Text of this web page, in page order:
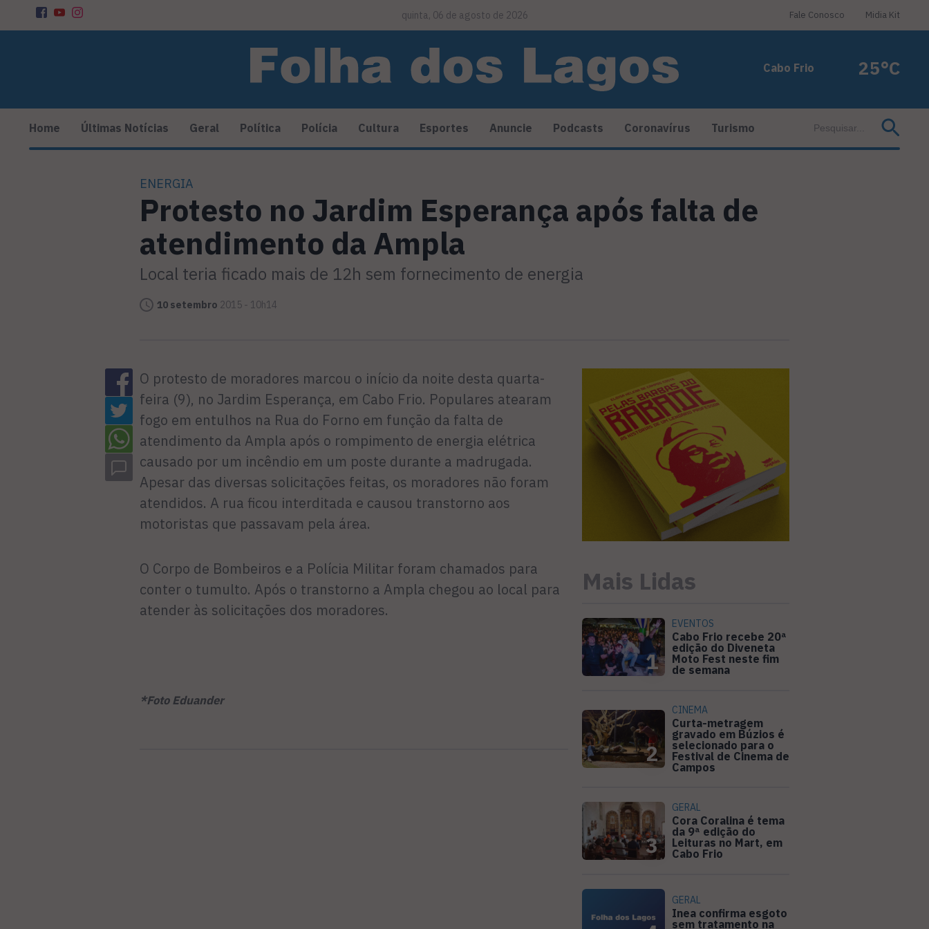
quinta, 06 de agosto de 2026 Fale Conosco Midia Kit
Cabo Frio 25°C
Home Últimas Notícias Geral Política Polícia Cultura Esportes Anuncie Podcasts Coronavírus Turismo
ENERGIA
Protesto no Jardim Esperança após falta de
atendimento da Ampla
Local teria ficado mais de 12h sem fornecimento de energia
10 setembro 2015 - 10h14
O protesto de moradores marcou o início da noite desta quarta-
feira (9), no Jardim Esperança, em Cabo Frio. Populares atearam
fogo em entulhos na Rua do Forno em função da falta de
atendimento da Ampla após o rompimento de energia elétrica
causado por um incêndio em um poste durante a madrugada.
Apesar das diversas solicitações feitas, os moradores não foram
atendidos. A rua ficou interditada e causou transtorno aos
motoristas que passavam pela área.
O Corpo de Bombeiros e a Polícia Militar foram chamados para
conter o tumulto. Após o transtorno a Ampla chegou ao local para
atender às solicitações dos moradores.
*Foto Eduander
Mais Lidas
1
EVENTOS
Cabo Frio recebe 20ª
edição do Diveneta
Moto Fest neste fim
de semana
2
CINEMA
Curta-metragem
gravado em Búzios é
selecionado para o
Festival de Cinema de
Campos
3
GERAL
Cora Coralina é tema
da 9ª edição do
Leituras no Mart, em
Cabo Frio
GERAL
Inea confirma esgoto
sem tratamento na